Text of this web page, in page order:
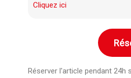
Cliquez ici
Réserver l'article pendant 24h